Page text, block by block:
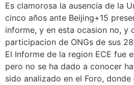
Es clamorosa la ausencia de la
cinco años ante Beijing+15
informe, y en esta ocasion no, y
participacion de ONGs de sus
El Informe de la region ECE fue
pero no se ha dado a conocer
sido analizado en el Foro, donde